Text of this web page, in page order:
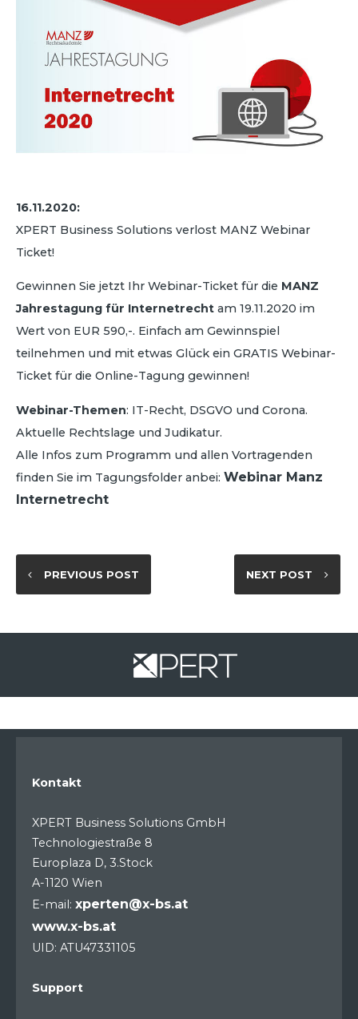
16.11.2020:
XPERT Business Solutions verlost MANZ Webinar
Ticket!
Gewinnen Sie jetzt Ihr Webinar-Ticket für die MANZ
Jahrestagung für Internetrecht am 19.11.2020 im
Wert von EUR 590,-. Einfach am Gewinnspiel
teilnehmen und mit etwas Glück ein GRATIS Webinar-
Ticket für die Online-Tagung gewinnen!
Webinar-Themen: IT-Recht, DSGVO und Corona.
Aktuelle Rechtslage und Judikatur.
Alle Infos zum Programm und allen Vortragenden
finden Sie im Tagungsfolder anbei: Webinar Manz
Internetrecht
PREVIOUS POST NEXT POST
Kontakt
XPERT Business Solutions GmbH
Technologiestraße 8
Europlaza D, 3.Stock
A-1120 Wien
E-mail: xperten@x-bs.at
www.x-bs.at
UID: ATU47331105
Support